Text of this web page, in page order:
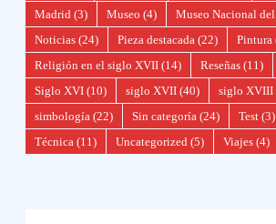
Madrid (3) Museo (4) Museo Nacional del
Noticias (24) Pieza destacada (22) Pintura
Religión en el siglo XVII (14) Reseñas (11)
Siglo XVI (10) siglo XVII (40) siglo XVIII
simbología (22) Sin categoría (24) Test (3)
Técnica (11) Uncategorized (5) Viajes (4)